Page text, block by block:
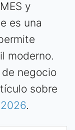
y
es una
moderno.
negocio
sobre
.